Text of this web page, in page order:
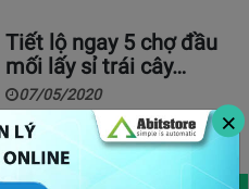
×
Tiết lộ ngay 5 chợ đầu
mối lấy sỉ trái cây…
07/05/2020